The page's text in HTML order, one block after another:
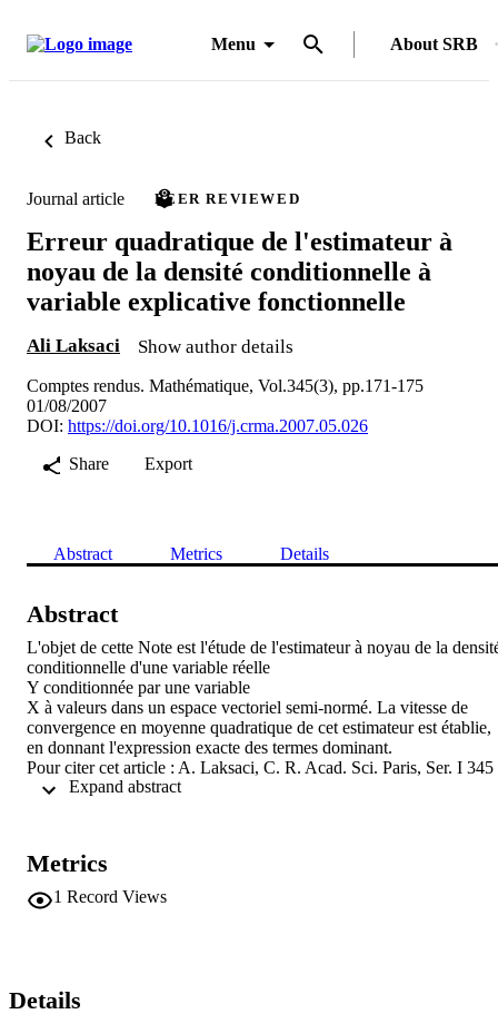
Menu About SRB
Back
Journal article PEER REVIEWED
Erreur quadratique de l'estimateur à
noyau de la densité conditionnelle à
variable explicative fonctionnelle
Ali Laksaci Show author details
Comptes rendus. Mathématique, Vol.345(3), pp.171-175
01/08/2007
DOI: https://doi.org/10.1016/j.crma.2007.05.026
Share
Export
Abstract Metrics Details
Abstract
L'objet de cette Note est l'étude de l'estimateur à noyau de la
conditionnelle d'une variable réelle
Y conditionnée par une variable
X à valeurs dans un espace vectoriel semi-normé. La vitesse de
convergence en moyenne quadratique de cet estimateur est établie,
en donnant l'expression exacte des termes dominant.
Pour citer cet article : A. Laksaci, C. R. Acad. Sci. Paris, Ser. I 345
(2007).
X taking values in a semi-normed vector space. Asymptotic
properties of this estimator are stated through the exact expression
involved in the leading terms of the quadratic error.
Metrics
1 Record Views
Details